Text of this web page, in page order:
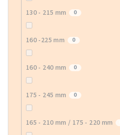
130 - 215 mm 0
160 -225 mm 0
160 - 240 mm 0
175 - 245 mm 0
165 - 210 mm / 175 - 220 mm